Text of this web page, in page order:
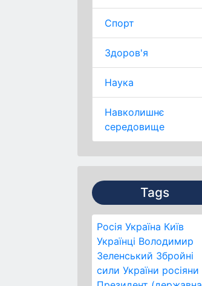
Спорт
Здоров'я
Наука
Навколишнє
середовище
Tags
Росія Україна Київ
Українці Володимир
Зеленський Збройні
сили України росіяни